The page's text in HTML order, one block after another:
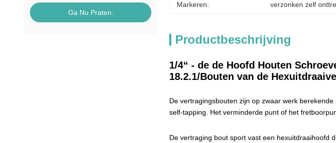
Ga Nu Praten.
Markeren: verzonken zelf
Productbeschrijving
1/4“ - de de Hoofd Houten
18.2.1/Bouten van de
De vertragingsbouten zijn op zwaar werk
self-tapping. Het verminderde punt of het
De vertraging bout sport vast een hexuitdraaihoofd